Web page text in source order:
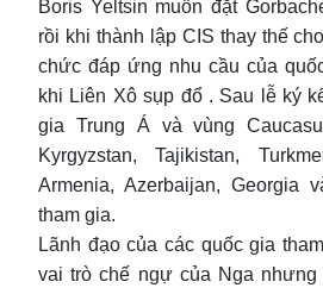
Boris Yeltsin muốn đặt
rồi khi thành lập CIS thay thế
chức đáp ứng nhu cầu của
khi Liên Xô sụp đổ . Sau lễ ký
gia Trung Á và vùng
Kyrgyzstan, Tajikistan,
Armenia, Azerbaijan, Georgia
tham gia.
Lãnh đạo của các quốc gia
vai trò chế ngự của Nga